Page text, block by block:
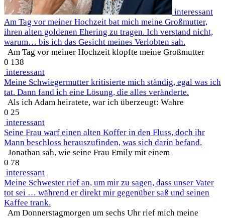
interessant
Am Tag vor meiner Hochzeit bat mich meine Großmutter,
ihren alten goldenen Ehering zu tragen. Ich verstand nicht,
warum… bis ich das Gesicht meines Verlobten sah.
Am Tag vor meiner Hochzeit klopfte meine Großmutter
0 138
interessant
Meine Schwiegermutter kritisierte mich ständig, egal was ich
tat. Dann fand ich eine Lösung, die alles veränderte.
Als ich Adam heiratete, war ich überzeugt: Wahre
0 25
interessant
Seine Frau warf einen alten Koffer in den Fluss, doch ihr
Mann beschloss herauszufinden, was sich darin befand.
Jonathan sah, wie seine Frau Emily mit einem
0 78
interessant
Meine Schwester rief an, um mir zu sagen, dass unser Vater
tot sei … während er direkt mir gegenüber saß und seinen
Kaffee trank.
Am Donnerstagmorgen um sechs Uhr rief mich meine